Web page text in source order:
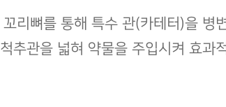
리뼈를 통해 특수 관(카테터)을 병
추관을 넓혀 약물을 주입시켜 효과